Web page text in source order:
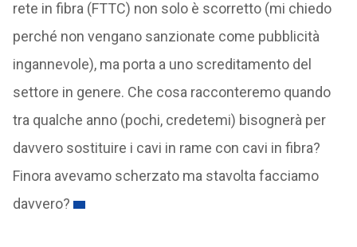
rete in fibra (FTTC) non solo è scorretto (mi chiedo
perché non vengano sanzionate come pubblicità
ingannevole), ma porta a uno screditamento del
settore in genere. Che cosa racconteremo quando
tra qualche anno (pochi, credetemi) bisognerà per
davvero sostituire i cavi in rame con cavi in fibra?
Finora avevamo scherzato ma stavolta facciamo
davvero?